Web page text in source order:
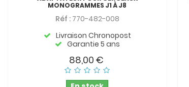
MONOGRAMMES J1 À J8
Réf :770-482-008
Livraison Chronopost
Garantie 5 ans
88,00 €